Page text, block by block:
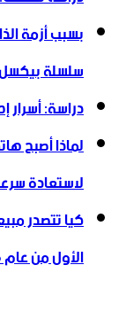
بسبب أزمة
سلسلة بيكسل
دراسة: أسرار
لاستعادة
كيا تتصدر
الأول من عام 2026